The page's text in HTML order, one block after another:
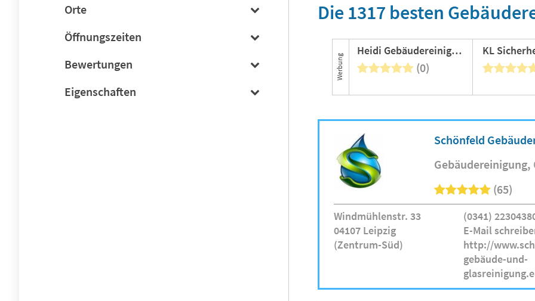
Orte
Öffnungszeiten
Bewertungen
Eigenschaften
Die 1317 besten
Werbung
Heidi Gebäudereinigung
(0)
Schönfeld
Gebäudereinigung
(65)
Windmühlenstr. 33
04107 Leipzig
(Zentrum-Süd)
(0341)
E-Mail
http://
gebäude-und-